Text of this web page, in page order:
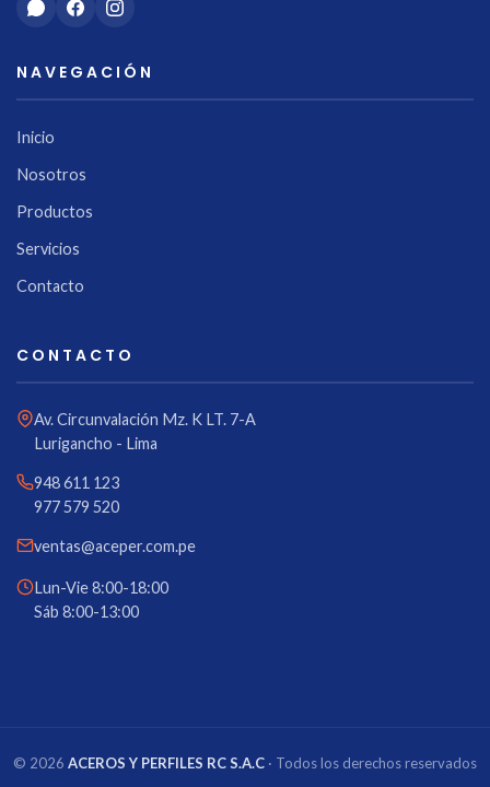
NAVEGACIÓN
Inicio
Nosotros
Productos
Servicios
Contacto
CONTACTO
Av. Circunvalación Mz. K LT. 7-A
Lurigancho - Lima
948 611 123
977 579 520
ventas@aceper.com.pe
Lun-Vie 8:00-18:00
Sáb 8:00-13:00
© 2026 ACEROS Y PERFILES RC S.A.C · Todos los derechos reservados